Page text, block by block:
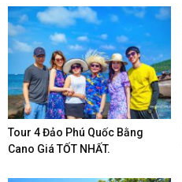
Tour 4 Đảo Phú Quốc Bằng
Cano Giá TỐT NHẤT.